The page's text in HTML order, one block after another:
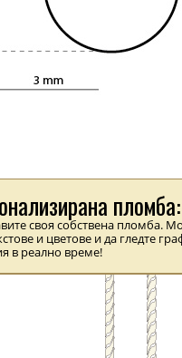
пломба:
своя собствена пломба.
и цветове и да гледте
в реално време!